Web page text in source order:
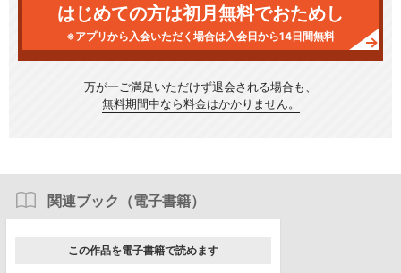
はじめての方は初月無料でおためし
※アプリから入会いただく場合は入会日から14日間無料
万が一ご満足いただけず退会される場合も、
無料期間中なら料金はかかりません。
関連ブック（電子書籍）
この作品を電子書籍で読めます